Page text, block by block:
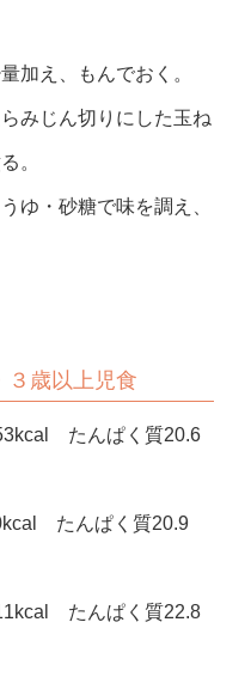
加え、もんでおく。
みじん切りにした玉ね
。
・砂糖で味を調え、
歳以上児食
たんぱく質20.6
たんぱく質20.9
たんぱく質22.8